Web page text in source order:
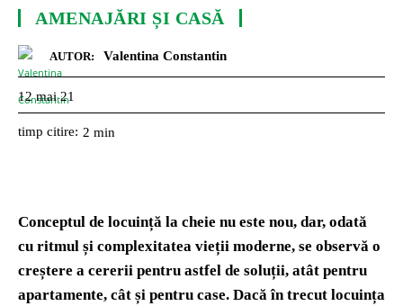
AMENAJĂRI ȘI CASĂ
AUTOR: Valentina Constantin
12 mai 21
timp citire: 2 min
Conceptul de locuință la cheie nu este nou, dar, odată
cu ritmul și complexitatea vieții moderne, se observă o
creștere a cererii pentru astfel de soluții, atât pentru
apartamente, cât și pentru case. Dacă în trecut locuința